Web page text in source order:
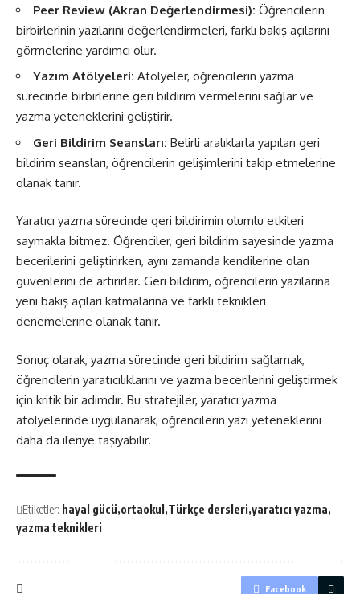
Peer Review (Akran Değerlendirmesi): Öğrencilerin
birbirlerinin yazılarını değerlendirmeleri, farklı bakış açılarını
görmelerine yardımcı olur.
Yazım Atölyeleri: Atölyeler, öğrencilerin yazma
sürecinde birbirlerine geri bildirim vermelerini sağlar ve
yazma yeteneklerini geliştirir.
Geri Bildirim Seansları: Belirli aralıklarla yapılan geri
bildirim seansları, öğrencilerin gelişimlerini takip etmelerine
olanak tanır.
Yaratıcı yazma sürecinde geri bildirimin olumlu etkileri
saymakla bitmez. Öğrenciler, geri bildirim sayesinde yazma
becerilerini geliştirirken, aynı zamanda kendilerine olan
güvenlerini de artırırlar. Geri bildirim, öğrencilerin yazılarına
yeni bakış açıları katmalarına ve farklı teknikleri
denemelerine olanak tanır.
Sonuç olarak, yazma sürecinde geri bildirim sağlamak,
öğrencilerin yaratıcılıklarını ve yazma becerilerini geliştirmek
için kritik bir adımdır. Bu stratejiler, yaratıcı yazma
atölyelerinde uygulanarak, öğrencilerin yazı yeteneklerini
daha da ileriye taşıyabilir.
Etiketler: hayal gücü ortaokul Türkçe dersleri yaratıcı yazma
yazma teknikleri
Facebook